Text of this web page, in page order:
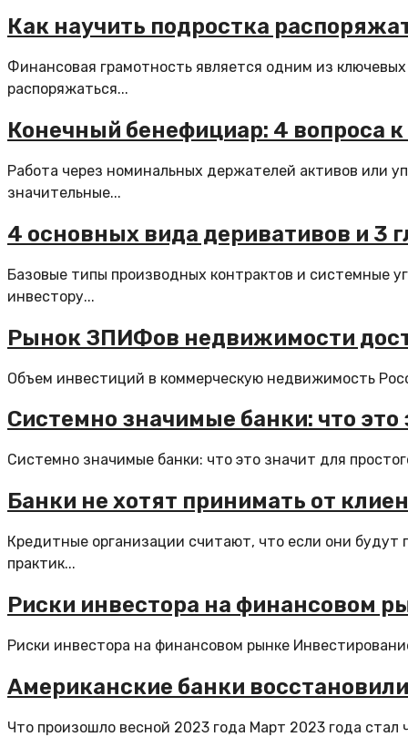
Как научить подростка
Финансовая грамотность является одним из
распоряжаться...
Конечный бенефициар: 4 вопроса
Работа через номинальных держателей активов или
значительные...
4 основных вида деривативов и 3
Базовые типы производных контрактов и системные
инвестору...
Рынок ЗПИФов недвижимости
Объем инвестиций в коммерческую недвижимость
Системно значимые банки: что это
Системно значимые банки: что это значит для
Банки не хотят принимать от
Кредитные организации считают, что если они
практик...
Риски инвестора на финансовом
Риски инвестора на финансовом рынке
Американские банки
Что произошло весной 2023 года Март 2023 года стал